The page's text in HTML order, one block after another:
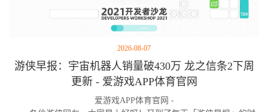
2026-08-07
游侠早报：宇宙机器人销量破430万 龙之信条2下周
更新 - 爱游戏APP体育官网
爱游戏APP体育官网 -